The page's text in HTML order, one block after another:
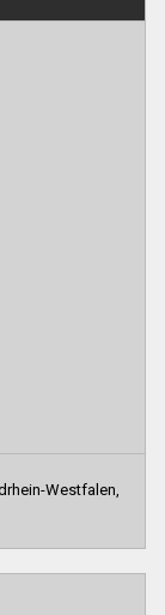
Westfalen,